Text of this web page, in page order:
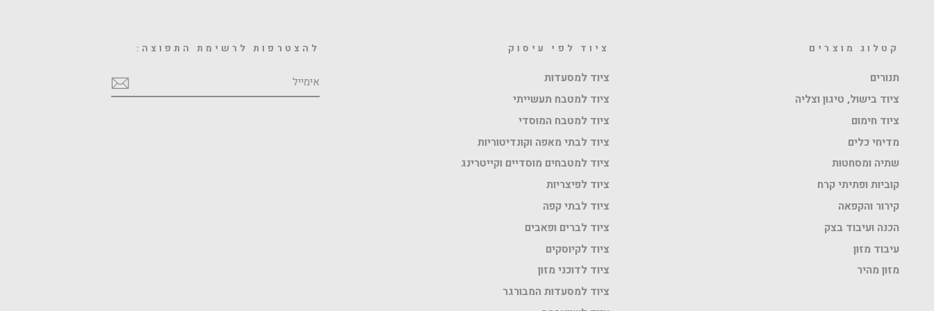
קטלוג מוצרים
תנורים
ציוד בישול, טיגון וצליה
ציוד חימום
מדיחי כלים
שתיה ומסחטות
קוביות ופתיתי קרח
קירור והקפאה
הכנה ועיבוד בצק
עיבוד מזון
מזון מהיר
ציוד לפי עיסוק
ציוד למסעדות
ציוד למטבח תעשייתי
ציוד למטבח המוסדי
ציוד לבתי מאפה וקונדיטוריות
ציוד למטבחים מוסדיים וקייטרינג
ציוד לפיצריות
ציוד לבתי קפה
ציוד לברים ופאבים
ציוד לקיוסקים
ציוד לדוכני מזון
ציוד למסעדות המבורגר
להצטרפות לרשימת התפוצה: